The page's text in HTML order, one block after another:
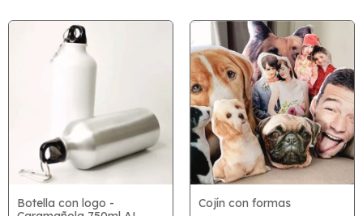
Botella con logo -
Cojín con formas